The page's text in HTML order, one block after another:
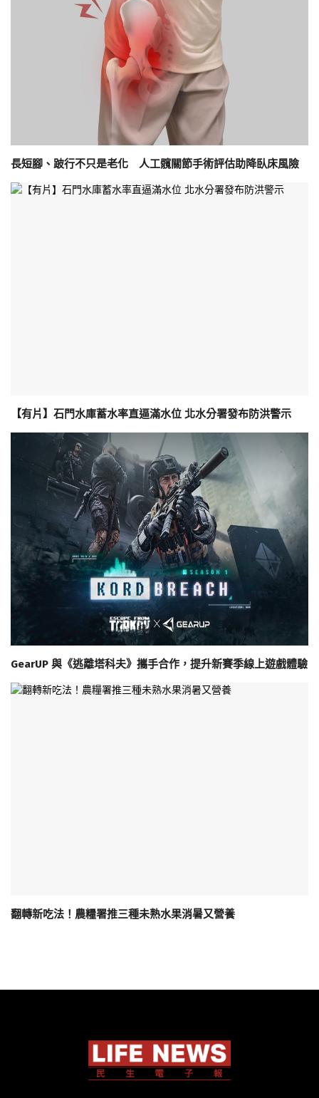
長短腳、跛行不只是老化 人工髖關節手術評估助降臥床風險
【有片】石門水庫蓄水率直逼滿水位 北水分署發布防洪警示
GearUP 與《逃離塔科夫》攜手合作，提升新賽季線上遊戲體驗
翻轉新吃法！農糧署推三種未熟水果消暑又營養